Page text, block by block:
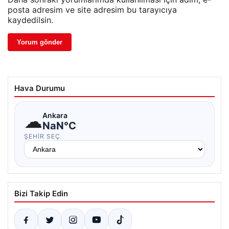
posta adresim ve site adresim bu tarayıcıya
kaydedilsin.
Hava Durumu
☁Ankara
NaN°C
ŞEHIR SEÇ
Bizi Takip Edin